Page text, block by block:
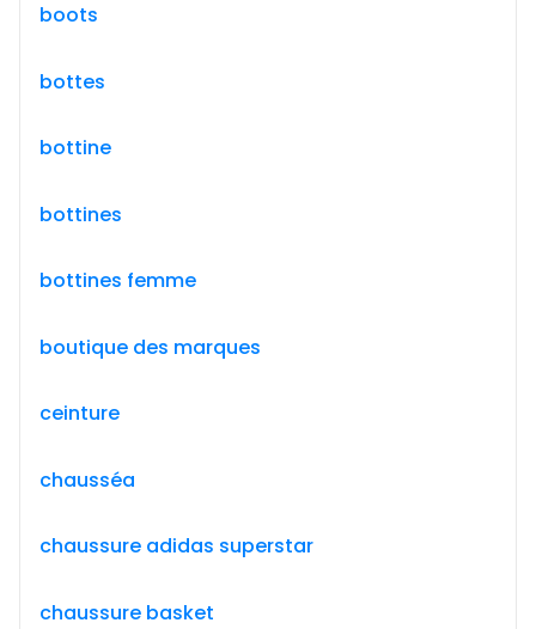
boots
bottes
bottine
bottines
bottines femme
boutique des marques
ceinture
chausséa
chaussure adidas superstar
chaussure basket